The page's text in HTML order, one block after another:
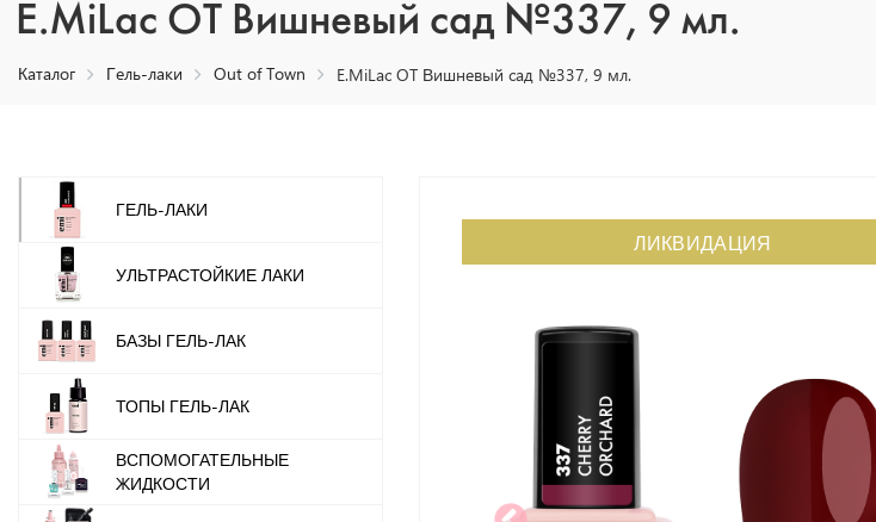
E.MiLac OT Вишневый сад №337, 9 мл.
Каталог Гель-лаки Out of Town E.MiLac OT Вишневый сад №337, 9 мл.
ЛИКВИДАЦИЯ
ГЕЛЬ-ЛАКИ
УЛЬТРАСТОЙКИЕ ЛАКИ
БАЗЫ ГЕЛЬ-ЛАК
ТОПЫ ГЕЛЬ-ЛАК
ВСПОМОГАТЕЛЬНЫЕ
ЖИДКОСТИ